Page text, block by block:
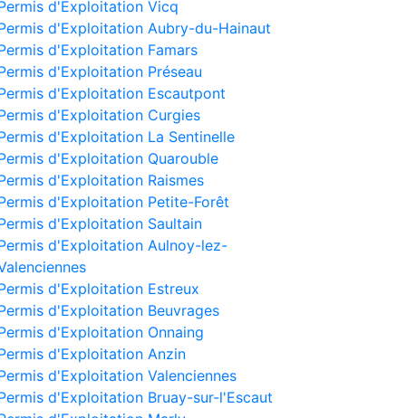
d'Exploitation Vicq
d'Exploitation Aubry-du-Hainaut
d'Exploitation Famars
d'Exploitation Préseau
d'Exploitation Escautpont
d'Exploitation Curgies
d'Exploitation La Sentinelle
d'Exploitation Quarouble
d'Exploitation Raismes
d'Exploitation Petite-Forêt
d'Exploitation Saultain
d'Exploitation Aulnoy-lez-
d'Exploitation Estreux
d'Exploitation Beuvrages
d'Exploitation Onnaing
d'Exploitation Anzin
d'Exploitation Valenciennes
d'Exploitation Bruay-sur-l'Escaut